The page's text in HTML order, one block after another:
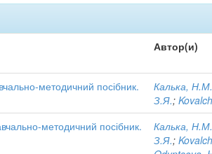
Автор(и)
методичний посібник.
Калька,
З.Я.;
методичний посібник.
Калька,
З.Я.;